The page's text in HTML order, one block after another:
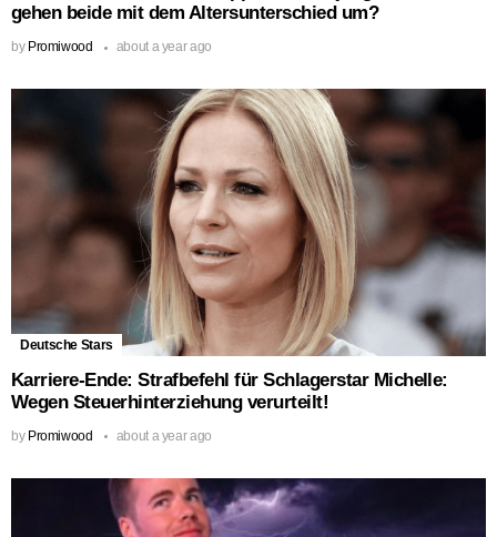
gehen beide mit dem Altersunterschied um?
by Promiwood about a year ago
Deutsche Stars
Karriere-Ende: Strafbefehl für Schlagerstar Michelle:
Wegen Steuerhinterziehung verurteilt!
by Promiwood about a year ago